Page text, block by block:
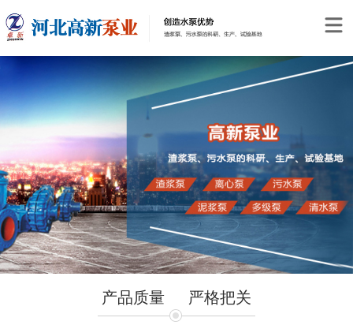
产品质量 严格把关